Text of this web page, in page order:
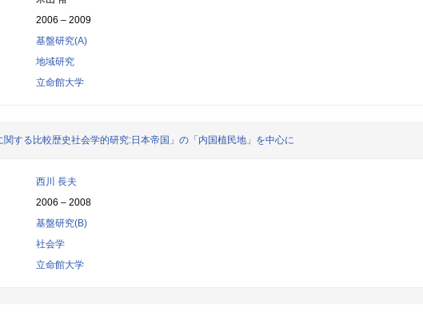
2006 – 2009
基盤研究(A)
地域研究
立命館大学
関する比較歴史社会学的研究:日本帝国」の「内国植民地」を中心に
西川 長夫
2006 – 2008
基盤研究(B)
社会学
立命館大学